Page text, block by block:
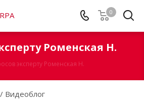
0
Роменская Н.
эксперту Роменская Н.
Видеоблог